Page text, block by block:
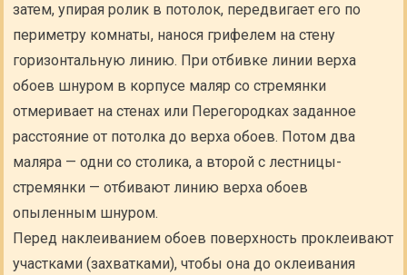
затем, упирая ролик в потолок, передвигает его по
периметру комнаты, нанося грифелем на стену
горизонтальную линию. При отбивке линии верха
обоев шнуром в корпусе маляр со стремянки
отмеривает на стенах или Перегородках заданное
расстояние от потолка до верха обоев. Потом два
маляра — одни со столика, а второй с лестницы-
стремянки — отбивают линию верха обоев
опыленным шнуром.
Перед наклеиванием обоев поверхность проклеивают
участками (захватками), чтобы она до оклеивания